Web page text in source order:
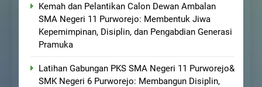
Kemah dan Pelantikan Calon Dewan Ambalan
SMA Negeri 11 Purworejo: Membentuk Jiwa
Kepemimpinan, Disiplin, dan Pengabdian Generasi
Pramuka
Latihan Gabungan PKS SMA Negeri 11 Purworejo&
SMK Negeri 6 Purworejo: Membangun Disiplin,